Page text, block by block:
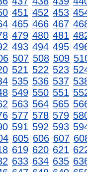
451 452 453
465 466 467
479 480 481
493 494 495
507 508 509
521 522 523
535 536 537
549 550 551
563 564 565
577 578 579
591 592 593
605 606 607
619 620 621
633 634 635